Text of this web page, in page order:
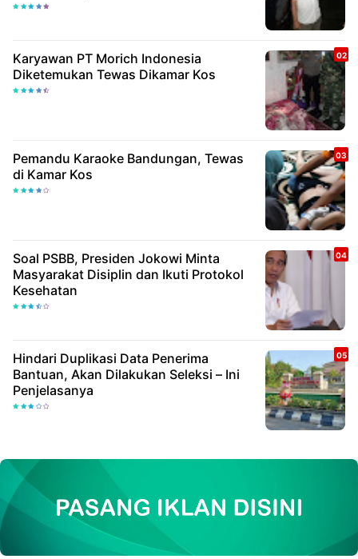
Karyawan PT Morich Indonesia
Diketemukan Tewas Dikamar Kos
Pemandu Karaoke Bandungan, Tewas
di Kamar Kos
Soal PSBB, Presiden Jokowi Minta
Masyarakat Disiplin dan Ikuti Protokol
Kesehatan
Hindari Duplikasi Data Penerima
Bantuan, Akan Dilakukan Seleksi – Ini
Penjelasanya